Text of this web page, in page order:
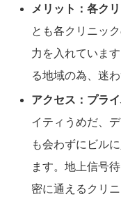
メリット：各ク
とも各クリニッ
力を入れていま
る地域の為、迷
アクセス：プラ
イティうめだ、
も会わずにビル
ます。地上信号
密に通えるクリ